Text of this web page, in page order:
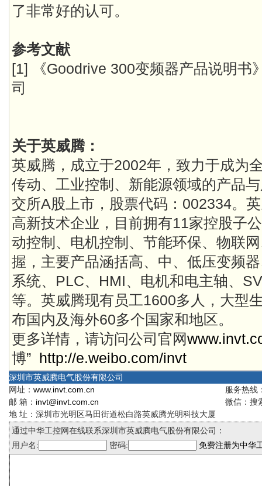
了非常好的认可。
参考文献
[1] 《Goodrive 300变频器产品说明书
司
关于英威腾：
英威腾，成立于2002年，致力于成为
传动、工业控制、新能源领域的产品
交所A股上市，股票代码：002334。
高新技术企业，目前拥有11家控股子
动控制、电机控制、节能环保、物联
握，主要产品涵括高、中、低压变频
系统、PLC、HMI、电机和电主轴、
等。英威腾现有员工1600多人，大型
布国内及海外60多个国家和地区。
更多详情，请访问公司官网
博” http://e.weibo.com/invt
深圳市英威腾电气股份有限公司
网址： www.invt.com.cn
服务热线
邮 箱： invt@invt.com.cn
微信：搜
地 址：深圳市光明区马田街道松白路英威腾光明科技大厦
通过中华工控网在线联系深圳市英威腾电气股份有限公司：
用户名:
密码: 免费注册为中华